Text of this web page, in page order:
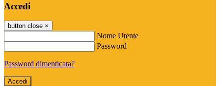
Accedi
button close ×
Nome Utente
Password
Password dimenticata?